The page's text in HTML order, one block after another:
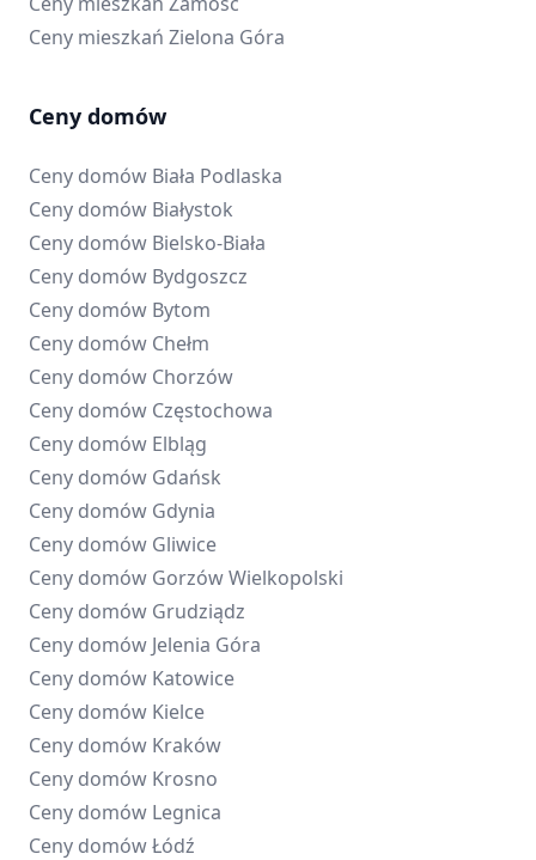
Ceny mieszkań Zielona Góra
Ceny domów
Ceny domów Biała Podlaska
Ceny domów Białystok
Ceny domów Bielsko-Biała
Ceny domów Bydgoszcz
Ceny domów Bytom
Ceny domów Chełm
Ceny domów Chorzów
Ceny domów Częstochowa
Ceny domów Elbląg
Ceny domów Gdańsk
Ceny domów Gdynia
Ceny domów Gliwice
Ceny domów Gorzów Wielkopolski
Ceny domów Grudziądz
Ceny domów Jelenia Góra
Ceny domów Katowice
Ceny domów Kielce
Ceny domów Kraków
Ceny domów Krosno
Ceny domów Legnica
Ceny domówŁódź